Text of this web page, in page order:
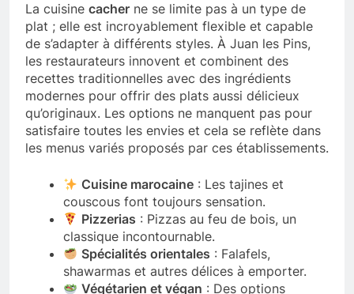
La cuisine cacher ne se limite pas à un type de
plat ; elle est incroyablement flexible et capable
de s’adapter à différents styles. À Juan les Pins,
les restaurateurs innovent et combinent des
recettes traditionnelles avec des ingrédients
modernes pour offrir des plats aussi délicieux
qu’originaux. Les options ne manquent pas pour
satisfaire toutes les envies et cela se reflète dans
les menus variés proposés par ces établissements.
Cuisine marocaine : Les tajines et
couscous font toujours sensation.
Pizzerias : Pizzas au feu de bois, un
classique incontournable.
Spécialités orientales : Falafels,
shawarmas et autres délices à emporter.
Végétarien et végan : Des options